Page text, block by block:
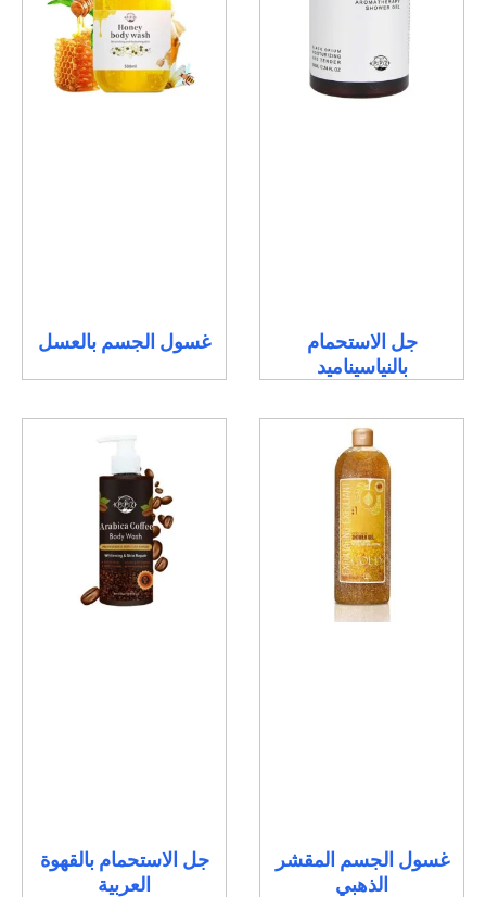
جل الاستحمام
بالنياسيناميد
غسول الجسم بالعسل
غسول الجسم المقشر
الذهبي
جل الاستحمام بالقهوة
العربية